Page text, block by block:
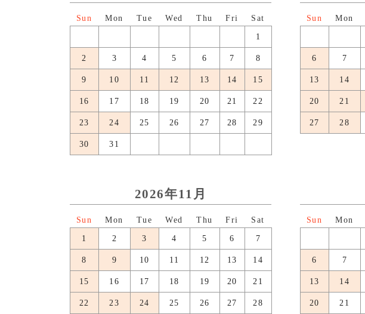
1
2 3 4 5 6 7 8
9 10 11 12 13 14 15
16 17 18 19 20 21 22
23 24 25 26 27 28 29
30 31
6 7
13 14
20 21
27 28
2026年11月
1 2 3 4 5 6 7
8 9 10 11 12 13 14
15 16 17 18 19 20 21
22 23 24 25 26 27 28
6 7
13 14
20 21